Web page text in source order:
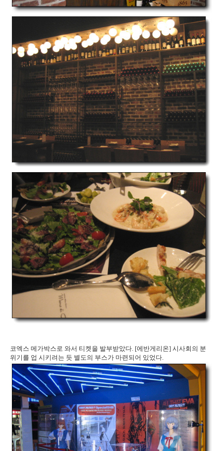
코엑스 메가박스로 와서 티켓을 발부받았다. [에반게리온] 시사회의 분
위기를 업 시키려는 듯 별도의 부스가 마련되어 있었다.